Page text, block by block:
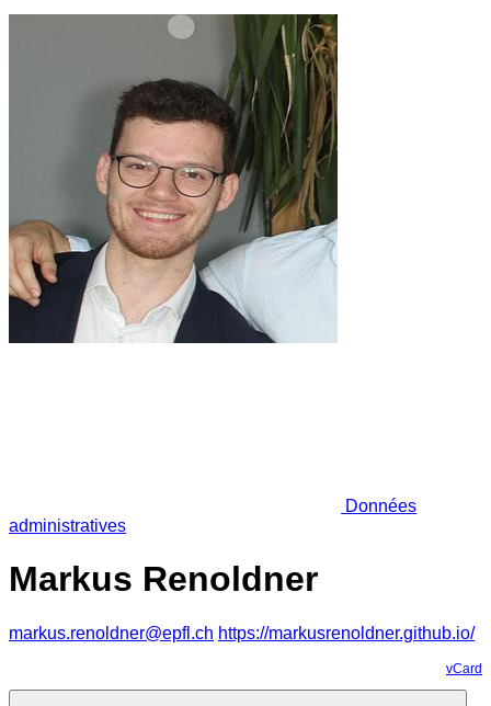
Données
administratives
Markus Renoldner
markus.renoldner@epfl.ch https://markusrenoldner.github.io/
vCard